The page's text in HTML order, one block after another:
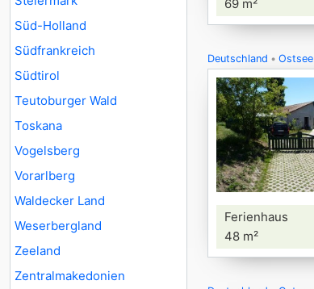
Süd-Holland
Südfrankreich
Südtirol
Teutoburger Wald
Toskana
Vogelsberg
Vorarlberg
Waldecker Land
Weserbergland
Zeeland
Zentralmakedonien
69 m²
Deutschland Ostsee
Ferienhaus
48 m²